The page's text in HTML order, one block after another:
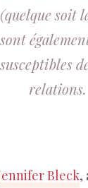
soit
relations.
Bleck,